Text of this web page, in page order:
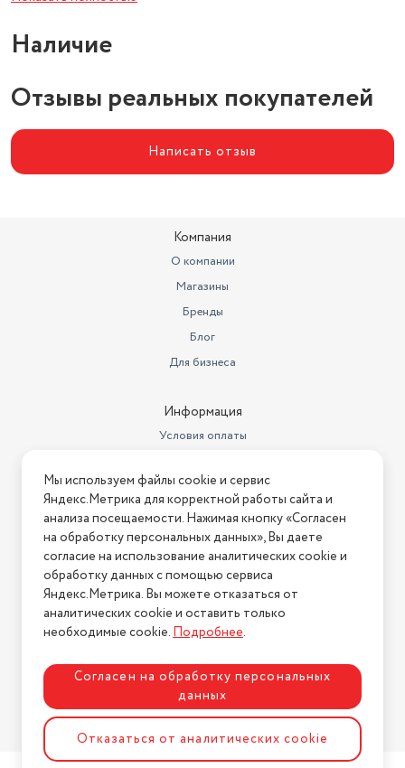
Высота товара в упаковке, в
Объем товара в упаковке, в
Наличие
Отзывы реальных покупателей
Написать отзыв
Компания
О компании
Магазины
Бренды
Блог
Для бизнеса
Информация
Условия оплаты
Условия возврата
Нашли ошибку на сайте? Напишите нам
2026 © Интернет-магазин "АстМаркет". У нас есть всё!
Политика конфиденциальности
Разработка сайтаASTDESIGN
Мы используем файлы cookie и сервис
Яндекс.Метрика для корректной работы сайта и
анализа посещаемости. Нажимая кнопку «Согласен
на обработку персональных данных», Вы даете
согласие на использование аналитических cookie и
обработку данных с помощью сервиса
Яндекс.Метрика. Вы можете отказаться от
аналитических cookie и оставить только
необходимые cookie.Подробнее.
Согласен на обработку персональных
данных
Отказаться от аналитических cookie